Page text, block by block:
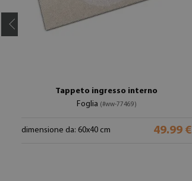
Tappeto ingresso interno
Foglia (#ww-77469)
dimensione da: 60x40 cm 49.99 €